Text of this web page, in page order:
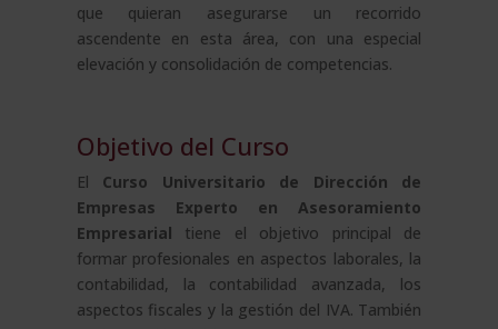
que quieran asegurarse un recorrido
ascendente en esta área, con una especial
elevación y consolidación de competencias.
Objetivo del Curso
El Curso Universitario de Dirección de
Empresas Experto en Asesoramiento
Empresarial
tiene el objetivo principal de
formar profesionales en aspectos laborales, la
contabilidad, la contabilidad avanzada, los
aspectos fiscales y la gestión del IVA. También